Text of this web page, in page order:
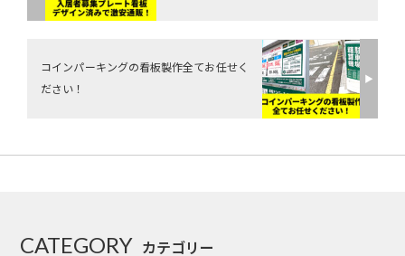
コインパーキングの看板製作全てお任せく
ださい！
▶︎
CATEGORY カテゴリー